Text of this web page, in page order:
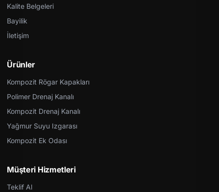
Kalite Belgeleri
Bayilik
İletişim
Ürünler
Kompozit Rögar Kapakları
Polimer Drenaj Kanalı
Kompozit Drenaj Kanalı
Yağmur Suyu Izgarası
Kompozit Ek Odası
Müşteri Hizmetleri
Teklif Al